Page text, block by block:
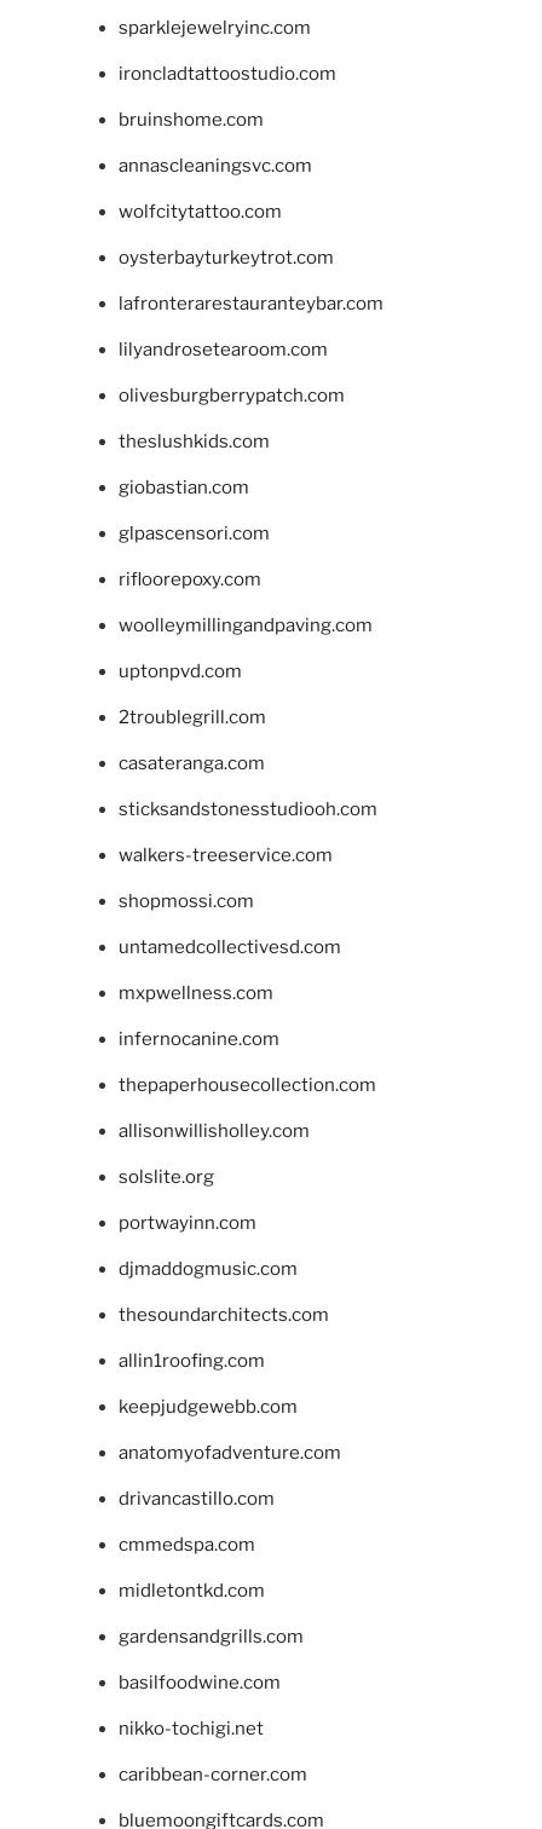
sparklejewelryinc.com
ironcladtattoostudio.com
bruinshome.com
annascleaningsvc.com
wolfcitytattoo.com
oysterbayturkeytrot.com
lafronterarestauranteybar.com
lilyandrosetearoom.com
olivesburgberrypatch.com
theslushkids.com
giobastian.com
glpascensori.com
rifloorepoxy.com
woolleymillingandpaving.com
uptonpvd.com
2troublegrill.com
casateranga.com
sticksandstonesstudiooh.com
walkers-treeservice.com
shopmossi.com
untamedcollectivesd.com
mxpwellness.com
infernocanine.com
thepaperhousecollection.com
allisonwillisholley.com
solslite.org
portwayinn.com
djmaddogmusic.com
thesoundarchitects.com
allin1roofing.com
keepjudgewebb.com
anatomyofadventure.com
drivancastillo.com
cmmedspa.com
midletontkd.com
gardensandgrills.com
basilfoodwine.com
nikko-tochigi.net
caribbean-corner.com
bluemoongiftcards.com